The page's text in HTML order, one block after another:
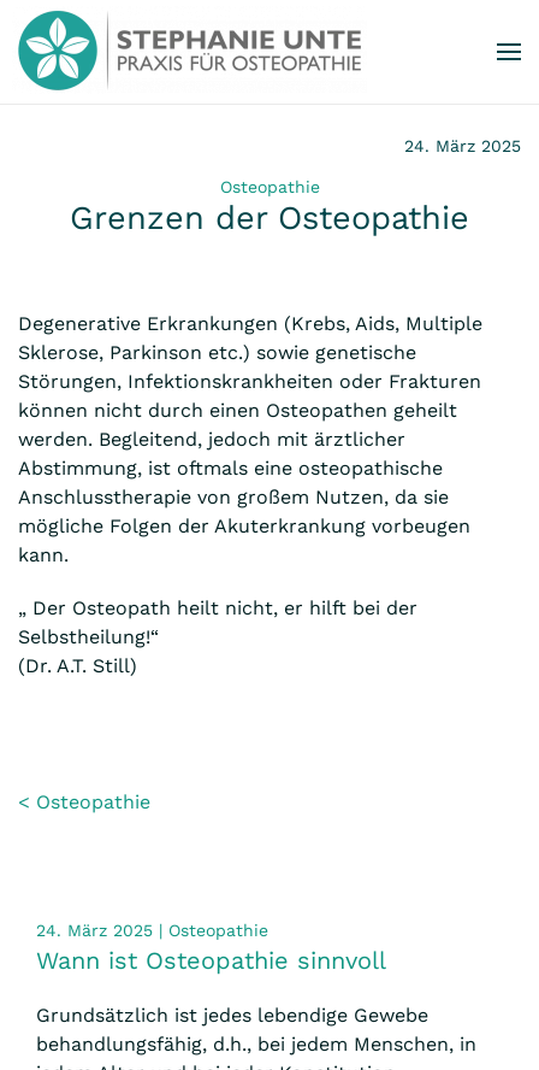
Zum Hauptinhalt springen
24. März 2025
Osteopathie
Grenzen der Osteopathie
Degenerative Erkrankungen (Krebs, Aids, Multiple
Sklerose, Parkinson etc.) sowie genetische
Störungen, Infektionskrankheiten oder Frakturen
können nicht durch einen Osteopathen geheilt
werden. Begleitend, jedoch mit ärztlicher
Abstimmung, ist oftmals eine osteopathische
Anschlusstherapie von großem Nutzen, da sie
mögliche Folgen der Akuterkrankung vorbeugen
kann.
„ Der Osteopath heilt nicht, er hilft bei der
Selbstheilung!“
(Dr. A.T. Still)
< Osteopathie
24. März 2025 | Osteopathie
Wann ist Osteopathie sinnvoll
Grundsätzlich ist jedes lebendige Gewebe
behandlungsfähig, d.h., bei jedem Menschen, in